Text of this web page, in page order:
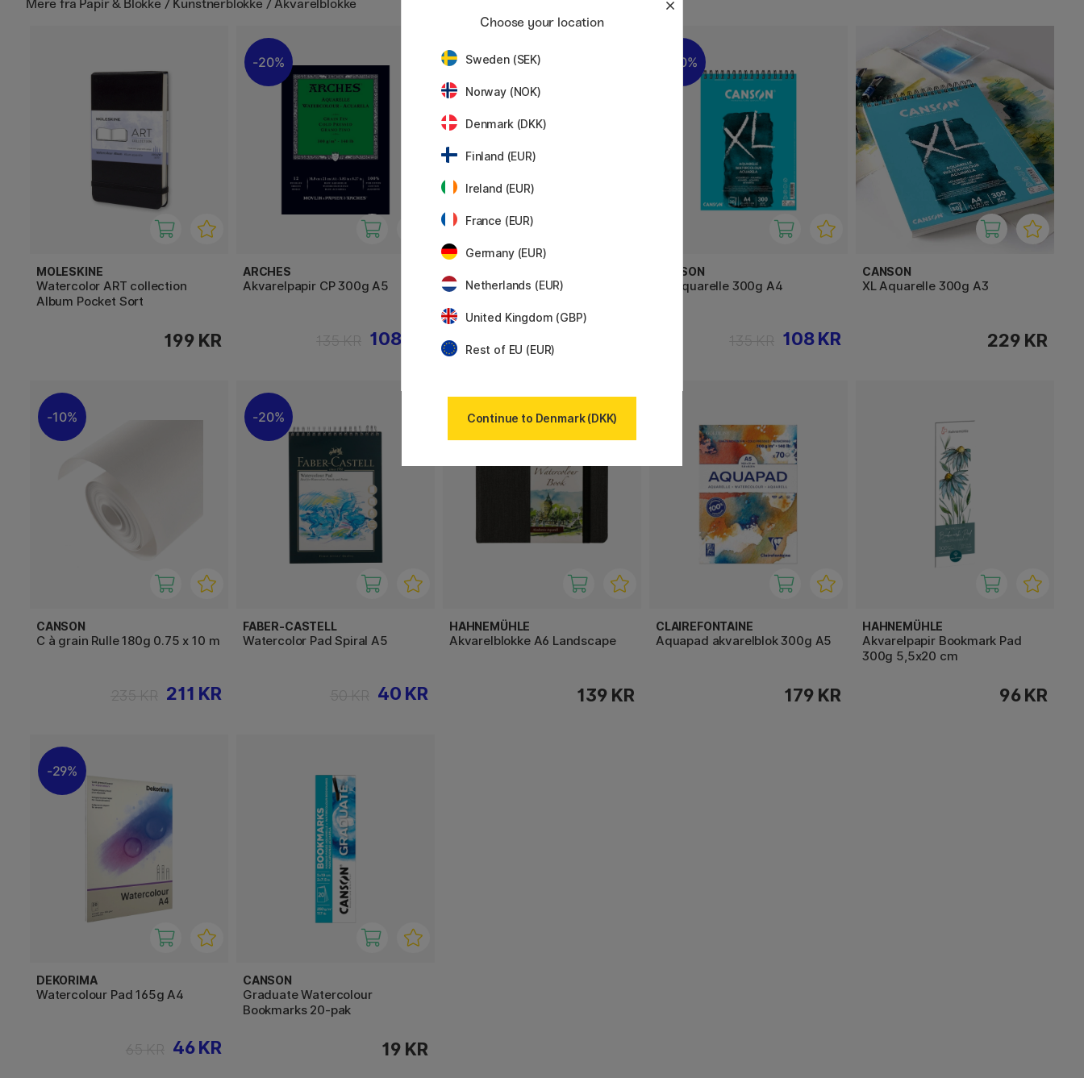
Mere fra Papir & Blokke / Kunstnerblokke / Akvarelblokke
MOLESKINE
Watercolor ART collection
Album Pocket Sort
199 KR
20%
ARCHES
Akvarelpapir CP 300g A5
108 KR
Akvarelpapir CP 300g A4
20%
CANSON
XL Aquarelle 300g A4
108 KR
CANSON
XL Aquarelle 300g A3
229 KR
10%
CANSON
C à grain Rulle 180g 0.75 x 10 m
211 KR
20%
FABER-CASTELL
Watercolor Pad Spiral A5
40 KR
HAHNEMÜHLE
Akvarelblokke A6 Landscape
139 KR
CLAIREFONTAINE
Aquapad akvarelblok 300g A5
179 KR
HAHNEMÜHLE
Akvarelpapir Bookmark Pad
300g 5,5x20 cm
96 KR
29%
DEKORIMA
Watercolour Pad 165g A4
46 KR
CANSON
Graduate Watercolour
Bookmarks 20-pak
19 KR
Choose your location
Sweden (SEK)
Norway (NOK)
Denmark (DKK)
Finland (EUR)
Ireland (EUR)
France (EUR)
Germany (EUR)
Netherlands (EUR)
United Kingdom (GBP)
Rest of EU (EUR)
Continue to Denmark (DKK)